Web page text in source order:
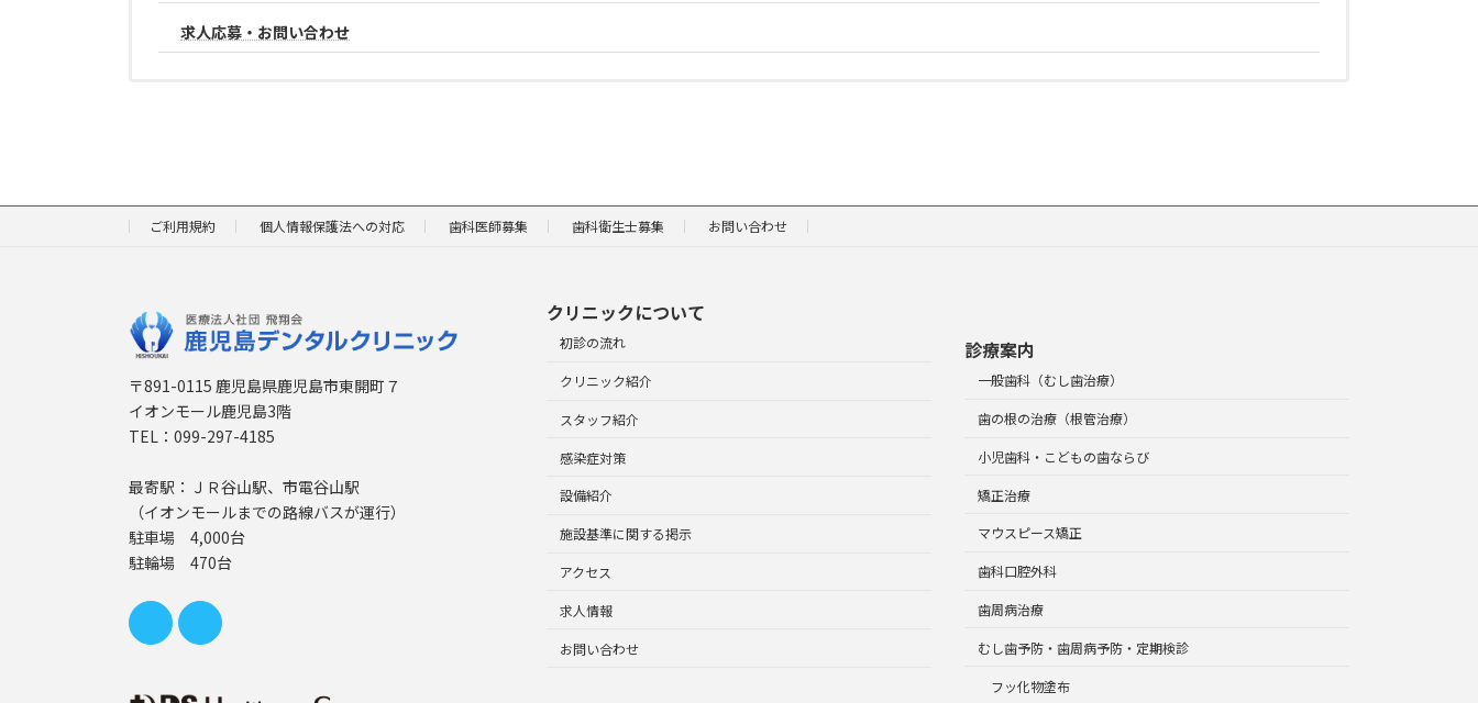
求人応募・お問い合わせ
ご利用規約 個人情報保護法への対応 歯科医師募集 歯科衛生士募集 お問い合わせ
〒891-0115 鹿児島県鹿児島市東開町７
イオンモール鹿児島3階
TEL：099-297-4185
最寄駅：ＪＲ谷山駅、市電谷山駅
（イオンモールまでの路線バスが運行）
駐車場 4,000台
駐輪場 470台
クリニックについて
初診の流れ
クリニック紹介
スタッフ紹介
感染症対策
設備紹介
施設基準に関する掲示
アクセス
求人情報
お問い合わせ
診療案内
一般歯科（むし歯治療）
歯の根の治療（根管治療）
小児歯科・こどもの歯ならび
矯正治療
マウスピース矯正
歯科口腔外科
歯周病治療
むし歯予防・歯周病予防・定期検診
フッ化物塗布